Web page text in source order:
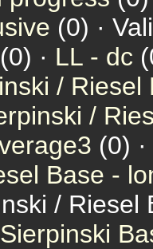
(0) ·
(0) · LL - dc
/ Riesel
/
(0) ·
Base -
/
Sierpinski